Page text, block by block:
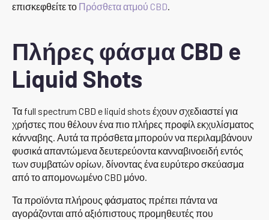
επισκεφθείτε το Πρόσθετα ατμού CBD.
Πλήρες φάσμα CBD e
Liquid Shots
Τα full spectrum CBD e liquid shots έχουν σχεδιαστεί για
χρήστες που θέλουν ένα πιο πλήρες προφίλ εκχυλίσματος
κάνναβης. Αυτά τα πρόσθετα μπορούν να περιλαμβάνουν
φυσικά απαντώμενα δευτερεύοντα κανναβινοειδή εντός
των συμβατών ορίων, δίνοντας ένα ευρύτερο σκεύασμα
από το απομονωμένο CBD μόνο.
Τα προϊόντα πλήρους φάσματος πρέπει πάντα να
αγοράζονται από αξιόπιστους προμηθευτές που